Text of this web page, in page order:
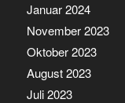
Januar 2024
November 2023
Oktober 2023
August 2023
Juli 2023